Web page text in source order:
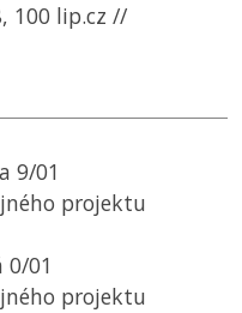
100 lip.cz //
9/01
projektu
0/01
projektu